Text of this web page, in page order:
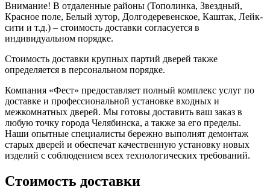
Внимание! В отдаленные районы (Тополинка, Звездный,
Красное поле, Белый хутор, Долгодеревенское, Каштак, Лейк-
сити и т.д.) – стоимость доставки согласуется в
индивидуальном порядке.
Стоимость доставки крупных партий дверей также
определяется в персональном порядке.
Компания «Фест» предоставляет полный комплекс услуг по
доставке и профессиональной установке входных и
межкомнатных дверей. Мы готовы доставить ваш заказ в
любую точку города Челябинска, а также за его пределы.
Наши опытные специалисты бережно выполнят демонтаж
старых дверей и обеспечат качественную установку новых
изделий с соблюдением всех технологических требований.
Стоимость доставки